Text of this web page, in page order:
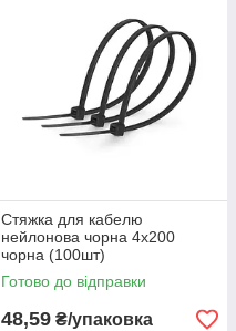
Стяжка для кабелю
нейлонова чорна 4х200
чорна (100шт)
Готово до відправки
48,59 ₴/упаковка